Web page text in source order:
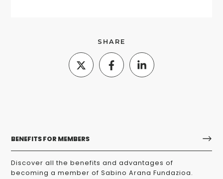
SHARE
BENEFITS FOR MEMBERS
Discover all the benefits and advantages of
becoming a member of Sabino Arana Fundazioa.